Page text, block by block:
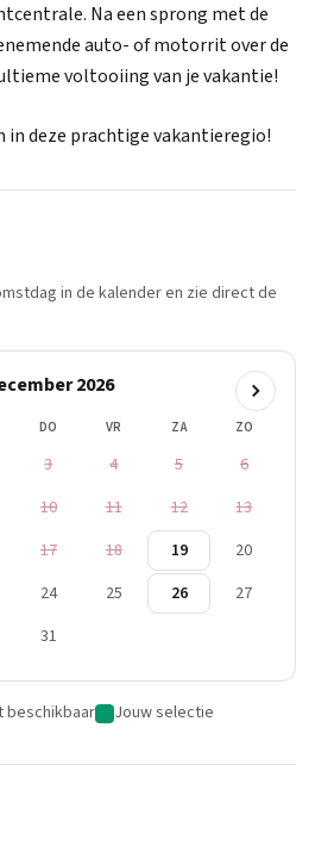
Na een sprong met de
auto- of motorrit over de
voltooiing van je vakantie!
in deze prachtige vakantieregio!
in de kalender en zie direct de
2026
DO VR ZA ZO
3 4 5
6
10 11 12
13
17 18 19
20
24 25 26
27
31
beschikbaar Jouw selectie